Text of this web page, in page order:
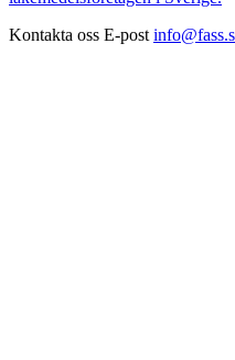
Kontakta oss E-post